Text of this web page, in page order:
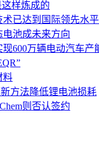
样炼成的
已达到国际领先水平
池成未来方向
600万辆电动汽车产
料
方法降低锂电池损耗
则否认签约